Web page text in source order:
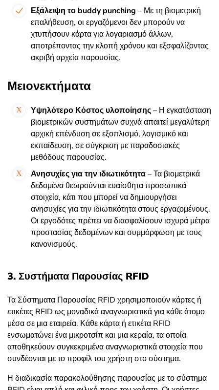
Εξάλειψη το buddy punching – Με τη βιομετρική
επαλήθευση, οι εργαζόμενοι δεν μπορούν να
χτυπήσουν κάρτα για λογαριασμό άλλων,
αποτρέποντας την κλοπή χρόνου και εξσφαλίζοντας
ακριβή αρχεία παρουσίας.
Μειονεκτήματα
Υψηλότερο Κόστος υλοποίησης– Η εγκατάσταση
βιομετρικών συστημάτων συχνά απαιτεί μεγαλύτερη
αρχική επένδυση σε εξοπλισμό, λογισμικό και
εκπαίδευση, σε σύγκριση με παραδοσιακές
μεθόδους παρουσίας.
Ανησυχίες για την ιδιωτικότητα– Τα βιομετρικά
δεδομένα θεωρούνται ευαίσθητα προσωπικά
στοιχεία, κάτι που μπορεί να δημιουργήσει
ανησυχίες για την ιδιωτικότητα στους εργαζομένους.
Οι εργοδότες πρέπει να διασφαλίσουν ισχυρά μέτρα
προστασίας δεδομένων και συμμόρφωση με τους
κανονισμούς.
3. Συστήματα Παρουσίας RFID
Τα Σύστηματα Παρουσίας RFID χρησιμοποιούν κάρτες ή
ετικέτες RFID ως μοναδικά αναγνωριστικά για κάθε άτομο
μέσα σε μια εταιρεία. Κάθε κάρτα ή ετικέτα RFID
ενσωματώνει ένα μικροτσίπ και μια κεραία, τα οποία
αποθηκεύουν συγκεκριμένα αναγνωριστικά στοιχεία που
συνδέονται με το προφίλ του χρήστη στο σύστημα.
Η διαδικασία παρακολούθησης παρουσίας με το σύστημα